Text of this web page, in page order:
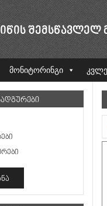
ᲨᲔᲛᲡᲬᲐᲕᲚᲔᲚ
მონიტორინგი